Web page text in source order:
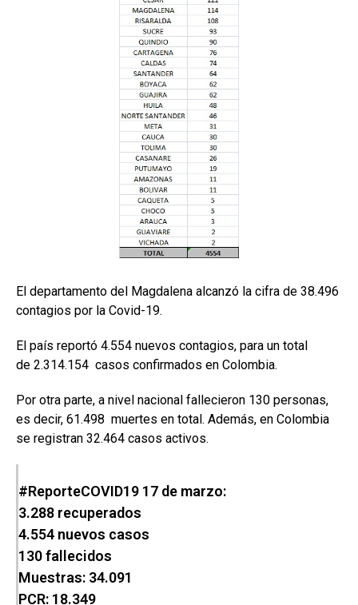
El departamento del Magdalena alcanzó la cifra de 38.496
contagios por la Covid-19.
El país reportó 4.554 nuevos contagios, para un total
de 2.314.154 casos confirmados en Colombia.
Por otra parte, a nivel nacional fallecieron 130 personas,
es decir, 61.498 muertes en total. Además, en Colombia
se registran 32.464 casos activos.
#ReporteCOVID19 17 de marzo:
3.288 recuperados
4.554 nuevos casos
130 fallecidos
Muestras: 34.091
PCR: 18.349